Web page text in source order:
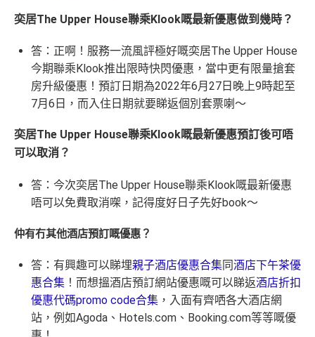
奕居The Upper House聯乘Klook嘅最新優惠做到幾時？
答：正啊！服務一流風評極好嘅奕居The Upper House
今期聯乘Klook推出限時快閃優惠，當中更有限量搶套
房升級優惠！預訂日期為2022年6月27日晚上9時起至
7月6日，而入住日期就要睇返個別套票喇～
奕居The Upper House聯乘Klook嘅最新優惠預訂後可唔
可以取消？
答：今次奕居The Upper House聯乘Klook嘅最新優惠
唔可以免費取消㗎，記得度好日子先好book～
仲有冇其他酒店預訂嘅優惠？
答：有興趣可以睇埋親子酒店優惠合集同酒店下午茶優
惠合集 ！而想搵酒店預訂網站優惠嘅可以睇返酒店折扣
優惠代碼promo code合集 ，入面有齊哂各大酒店網
站，例如Agoda 、 Hotels.com 、 Booking.com等等嘅優